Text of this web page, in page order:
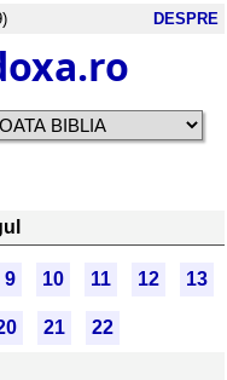
DESPRE
9 10 11 12 13
21
22